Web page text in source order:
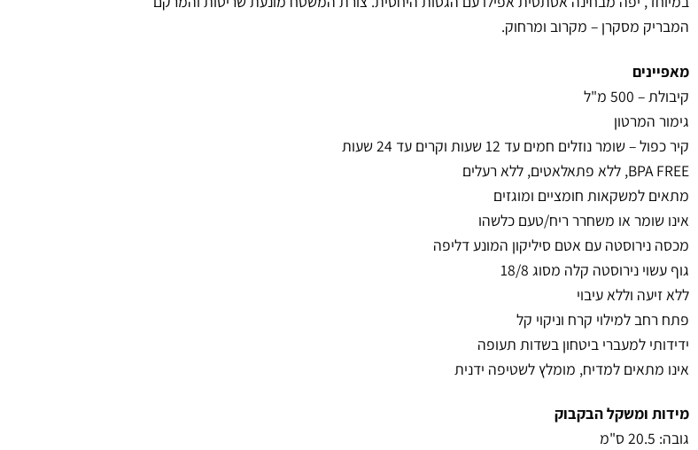
המבריק מסקרן – מקרוב ומרחוק.
מאפיינים
קיבולת – 500 מ"ל
גימור המרטון
קיר כפול – שומר נוזלים חמים עד 12 שעות וקרים עד 24 שעות
BPA FREE, ללא פתאלאטים, ללא רעלים
מתאים למשקאות חומציים ומוגזים
אינו שומר או משחרר ריח/טעם כלשהו
מכסה נירוסטה עם אטם סיליקון המונע דליפה
גוף עשוי נירוסטה קלה מסוג 18/8
ללא זיעה וללא עיבוי
פתח רחב למילוי קרח וניקוי קל
ידידותי למעברי ביטחון בשדות תעופה
אינו מתאים למדיח, מומלץ לשטיפה ידנית
מידות ומשקל הבקבוק
גובה: 20.5 ס"מ